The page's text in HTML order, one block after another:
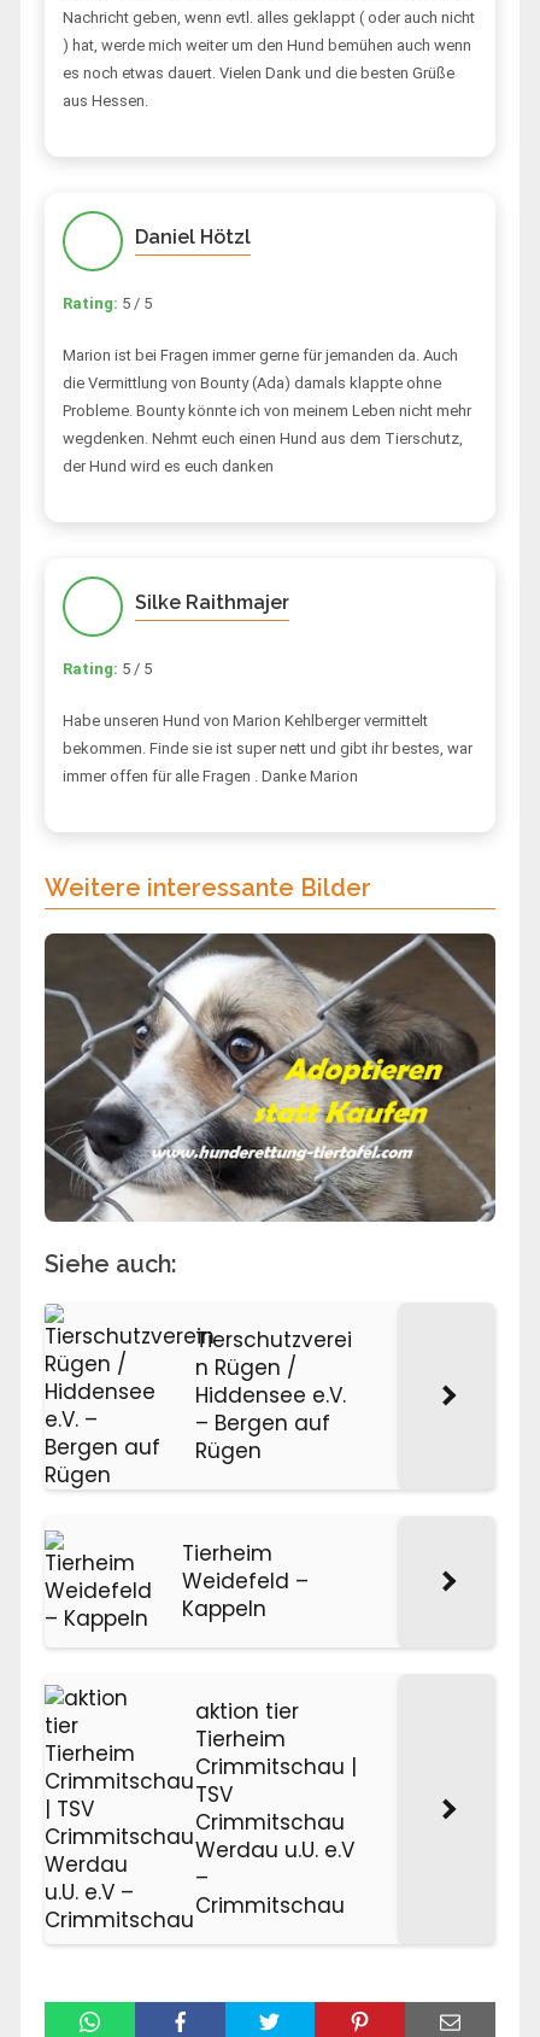
Nachricht geben, wenn evtl. alles geklappt ( oder auch nicht
) hat, werde mich weiter um den Hund bemühen auch wenn
es noch etwas dauert. Vielen Dank und die besten Grüße
aus Hessen.
Daniel Hötzl
Rating: 5 / 5
Marion ist bei Fragen immer gerne für jemanden da. Auch
die Vermittlung von Bounty (Ada) damals klappte ohne
Probleme. Bounty könnte ich von meinem Leben nicht mehr
wegdenken. Nehmt euch einen Hund aus dem Tierschutz,
der Hund wird es euch danken
Silke Raithmajer
Rating: 5 / 5
Habe unseren Hund von Marion Kehlberger vermittelt
bekommen. Finde sie ist super nett und gibt ihr bestes, war
immer offen für alle Fragen . Danke Marion
Weitere interessante Bilder
Siehe auch:
Tierschutzverei
n Rügen /
Hiddensee e.V.
– Bergen auf
Rügen
Tierheim
Weidefeld –
Kappeln
aktion tier
Tierheim
Crimmitschau |
TSV
Crimmitschau
Werdau u.U. e.V
–
Crimmitschau